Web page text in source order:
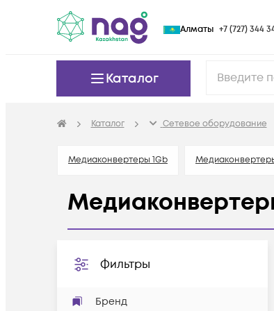
Алматы +7 (727) 344
Каталог
Каталог Сетевое оборудование
Медиаконвертеры 1Gb
Фильтры
Бренд